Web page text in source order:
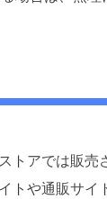
トアでは販売
トや通販サイ